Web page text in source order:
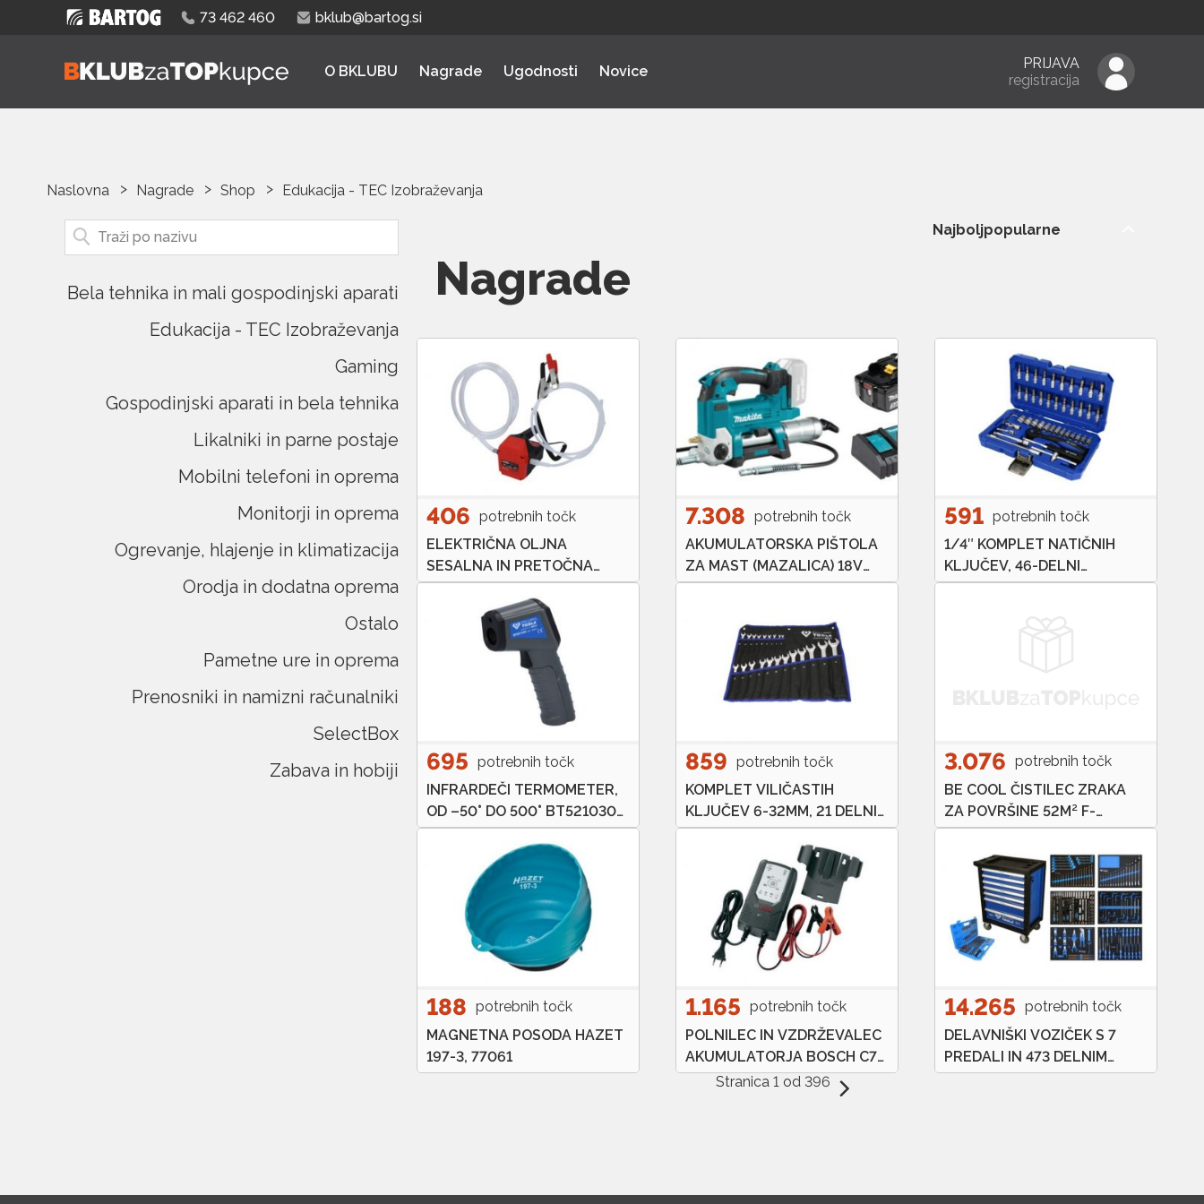
73 462 460 bklub@bartog.si
O BKLUBU Nagrade Ugodnosti Novice
PRIJAVA
registracija
Naslovna Nagrade Shop Edukacija - TEC Izobraževanja
Bela tehnika in mali gospodinjski aparati
Edukacija - TEC Izobraževanja
Gaming
Gospodinjski aparati in bela tehnika
Likalniki in parne postaje
Mobilni telefoni in oprema
Monitorji in oprema
Ogrevanje, hlajenje in klimatizacija
Orodja in dodatna oprema
Ostalo
Pametne ure in oprema
Prenosniki in namizni računalniki
SelectBox
Zabava in hobiji
Nagrade
406 potrebnih točk
ELEKTRIČNA OLJNA
SESALNA IN PRETOČNA
ČRPALKA 150.2820
7.308 potrebnih točk
AKUMULATORSKA PIŠTOLA
ZA MAST (MAZALICA) 18V
MAKITA DGP180, HITRI
591 potrebnih točk
1/4″ KOMPLET NATIČNIH
KLJUČEV, 46-DELNI
BRILLIANT TOOLS
695 potrebnih točk
INFRARDEČI TERMOMETER,
OD –50° DO 500° BT521030
BRILLIANT TOOLS
859 potrebnih točk
KOMPLET VILIČASTIH
KLJUČEV 6-32MM, 21 DELNI
BT011021
3.076 potrebnih točk
BE COOL ČISTILEC ZRAKA
ZA POVRŠINE 52M² F-
BC52LR2101
188 potrebnih točk
MAGNETNA POSODA HAZET
197-3, 77061
1.165 potrebnih točk
POLNILEC IN VZDRŽEVALEC
AKUMULATORJA BOSCH C7
018999907M 12V 24V ( 12V –
230AH / 24V – 140AH )
14.265 potrebnih točk
DELAVNIŠKI VOZIČEK S 7
PREDALI IN 473 DELNIM
ORODJEM BRILLIANT TOOLS
Stranica 1 od 396